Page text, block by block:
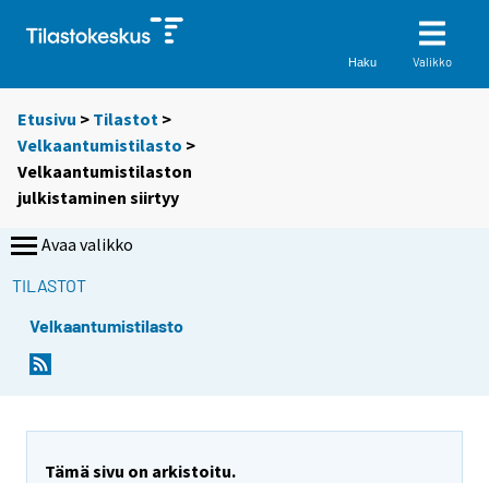
Haku Valikko
Etusivu > Tilastot >
Velkaantumistilasto >
Velkaantumistilaston
julkistaminen siirtyy
Avaa valikko
TILASTOT
Velkaantumistilasto
Tämä sivu on arkistoitu.